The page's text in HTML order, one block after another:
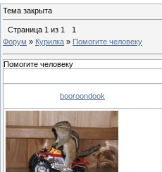
Тема закрыта
Страница 1 из 1
1
Форум » Курилка » Помогите человеку
Помогите человеку
booroondook